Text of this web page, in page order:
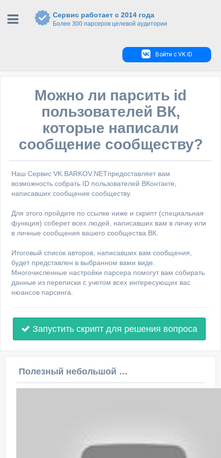
Сервис работает с 2014 года
Более 300 парсеров целевой аудитории
Войти с VK ID
Можно ли парсить id
пользователей ВК,
которые написали
сообщение сообществу?
Наш Сервис VK.BARKOV.NETпредоставляет вам
возможность собрать ID пользователей ВКонтакте,
написавших сообщение сообществу.
Для этого пройдите по ссылке ниже и скрипт (специальная
функция) соберет всех людей, написавших вам в личку или
в личные сообщения вашего сообщества ВК.
Итоговый список авторов, написавших вам сообщения,
будет представлен в выбранном вами виде.
Многочисленные настройки парсера помогут вам собирать
данные из переписки с учетом всех интересующих вас
нюансов парсинга.
Запустить скрипт для решения вопроса
Полезный небольшой видеоурок по этой теме